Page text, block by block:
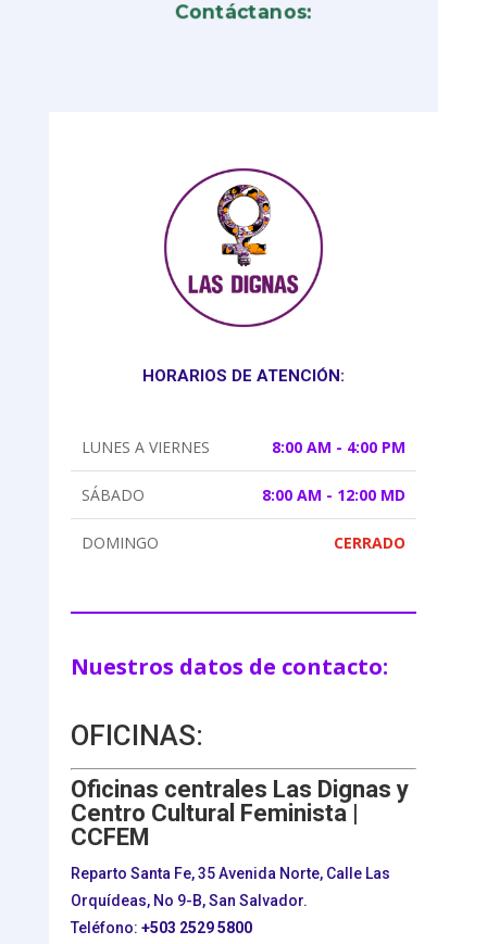
Contáctanos:
HORARIOS DE ATENCIÓN:
LUNES A VIERNES 8:00 AM - 4:00 PM
SÁBADO 8:00 AM - 12:00 MD
DOMINGO CERRADO
Nuestros datos de contacto:
OFICINAS:
Oficinas centrales Las Dignas y
Centro Cultural Feminista |
CCFEM
Reparto Santa Fe, 35 Avenida Norte, Calle Las
Orquídeas, No 9-B, San Salvador.
Teléfono: +503 2529 5800